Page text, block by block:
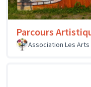
Parcours
Association Les Arts